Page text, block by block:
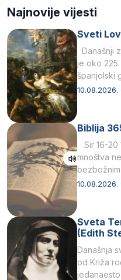
Najnovije vijesti
Sveti
Današnji
je oko
španjolski
10.08.2026.
Sir 16-20
mnoštva
10.08.2026.
Sveta
(Edith
Današnja
od Križa